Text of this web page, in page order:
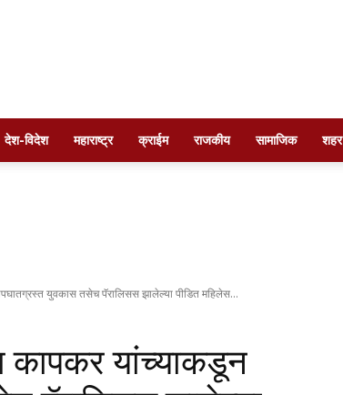
Times
maharashtra
देश-विदेश महाराष्ट्र क्राईम राजकीय सामाजिक शहर
युवकास तसेच पॅरालिसस झालेल्या पीडित महिलेस...
कापकर यांच्याकडून